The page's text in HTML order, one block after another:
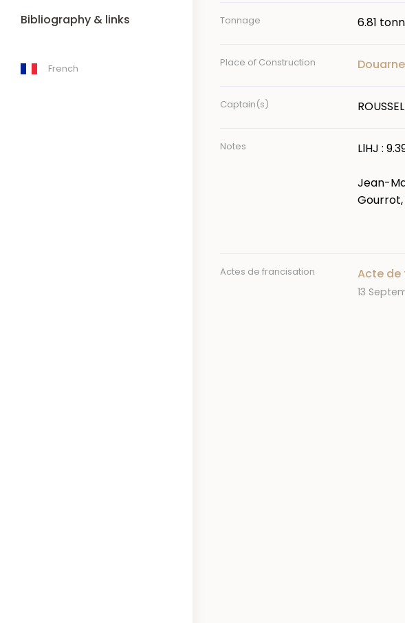
Bibliography & links
French
Tonnage 6.81
Place of Construction
Captain(s)
Notes LlHJ :
Jean-
Gourrot,
Actes de francisation Acte de
Date
13